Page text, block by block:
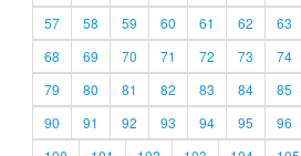
57
58 59 60 61 62 63
68
69 70 71 72 73 74
79
80 81 82 83 84 85
90
91 92 93 94 95 96